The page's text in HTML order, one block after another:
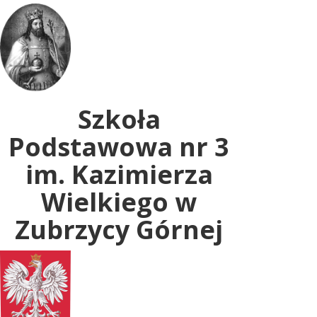
Uwaga:
ta
witryna
zawiera
system
dostępności.
Szkoła
Podstawowa nr 3
im. Kazimierza
Wielkiego w
Zubrzycy Górnej